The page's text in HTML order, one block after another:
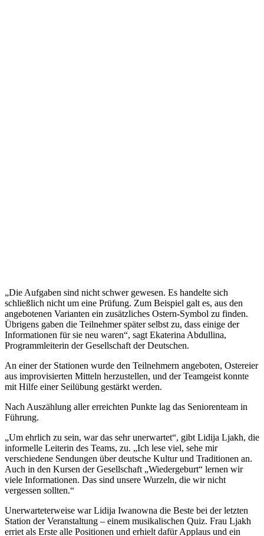
„Die Aufgaben sind nicht schwer gewesen. Es handelte sich
schließlich nicht um eine Prüfung. Zum Beispiel galt es, aus den
angebotenen Varianten ein zusätzliches Ostern-Symbol zu finden.
Übrigens gaben die Teilnehmer später selbst zu, dass einige der
Informationen für sie neu waren“, sagt Ekaterina Abdullina,
Programmleiterin der Gesellschaft der Deutschen.
An einer der Stationen wurde den Teilnehmern angeboten, Ostereier
aus improvisierten Mitteln herzustellen, und der Teamgeist konnte
mit Hilfe einer Seilübung gestärkt werden.
Nach Auszählung aller erreichten Punkte lag das Seniorenteam in
Führung.
„Um ehrlich zu sein, war das sehr unerwartet“, gibt Lidija Ljakh, die
informelle Leiterin des Teams, zu. „Ich lese viel, sehe mir
verschiedene Sendungen über deutsche Kultur und Traditionen an.
Auch in den Kursen der Gesellschaft „Wiedergeburt“ lernen wir
viele Informationen. Das sind unsere Wurzeln, die wir nicht
vergessen sollten.“
Unerwarteterweise war Lidija Iwanowna die Beste bei der letzten
Station der Veranstaltung – einem musikalischen Quiz. Frau Ljakh
erriet als Erste alle Positionen und erhielt dafür Applaus und ein